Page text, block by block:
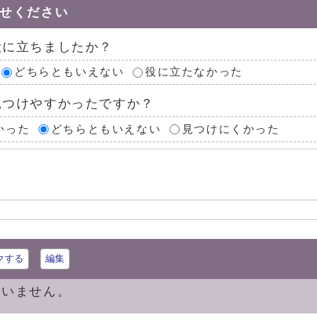
ください
立ちましたか？
どちらともいえない 役に立たなかった
けやすかったですか？
った どちらともいえない 見つけにくかった
する 編集
ません。